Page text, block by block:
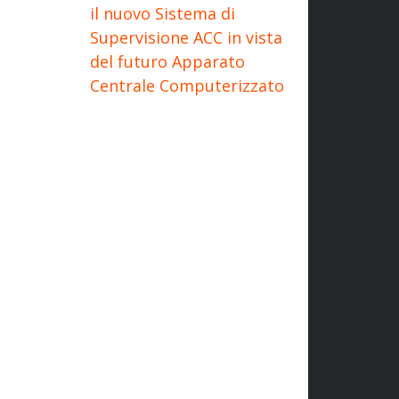
il nuovo Sistema di
Supervisione ACC in vista
del futuro Apparato
Centrale Computerizzato